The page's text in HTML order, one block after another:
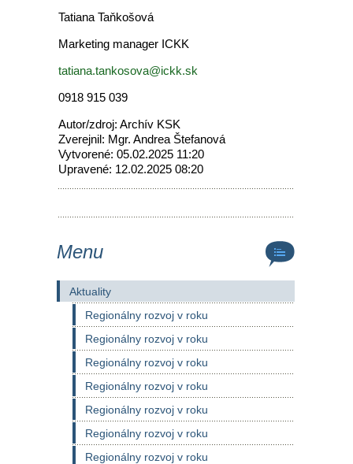
Tatiana Taňkošová
Marketing manager ICKK
tatiana.tankosova@ickk.sk
0918 915 039
Autor/zdroj: Archív KSK
Zverejnil: Mgr. Andrea Štefanová
Vytvorené: 05.02.2025 11:20
Upravené: 12.02.2025 08:20
Menu
Aktuality
Regionálny rozvoj v roku
Regionálny rozvoj v roku
Regionálny rozvoj v roku
Regionálny rozvoj v roku
Regionálny rozvoj v roku
Regionálny rozvoj v roku
Regionálny rozvoj v roku